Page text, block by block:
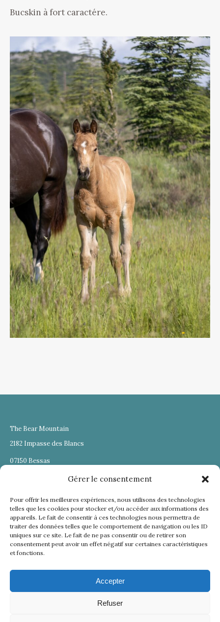
Gérer le consentement
Pour offrir les meilleures expériences, nous utilisons des technologies
telles que les cookies pour stocker et/ou accéder aux informations des
appareils. Le fait de consentir à ces technologies nous permettra de
traiter des données telles que le comportement de navigation ou les ID
uniques sur ce site. Le fait de ne pas consentir ou de retirer son
consentement peut avoir un effet négatif sur certaines caractéristiques
et fonctions.
Accepter
Refuser
Bucskin à fort caractére.
The Bear Mountain
2182 Impasse des Blancs
07150 Bessas
thebearmountainlodges@gmail.com
Facebook
page
opens
in
new
Plus
Mentions Légales
Partenaires